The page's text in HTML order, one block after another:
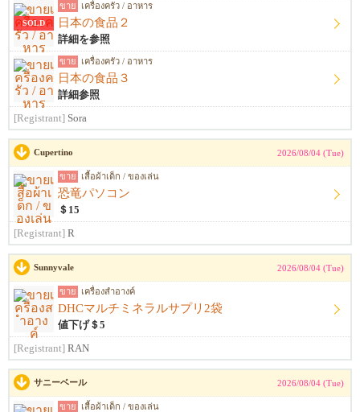
SOLD
ขาย เครื่องครัว / อาหาร
日本の食品２
詳細を参照
ขาย เครื่องครัว / อาหาร
日本の食品３
詳細参照
[Registrant] Sora
Cupertino 2026/08/04 (Tue)
ขาย เสื้อผ้าเด็ก / ของเล่น
恐竜パソコン
＄15
[Registrant] R
Sunnyvale 2026/08/04 (Tue)
ขาย เครื่องสำอางค์
DHCマルチミネラルサプリ2袋
値下げ＄5
[Registrant] RAN
サニーベール 2026/08/04 (Tue)
ขาย เสื้อผ้าเด็ก / ของเล่น